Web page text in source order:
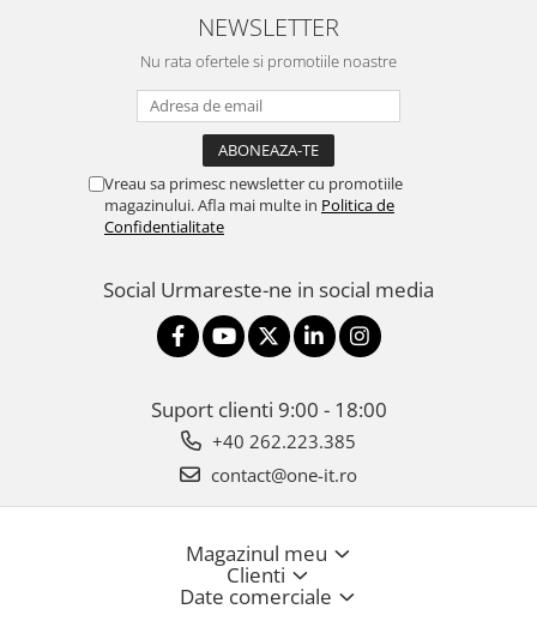
NEWSLETTER
Nu rata ofertele si promotiile noastre
Vreau sa primesc newsletter cu promotiile
magazinului. Afla mai multe in Politica de
Confidentialitate
Social Urmareste-ne in social media
Suport clienti 9:00 - 18:00
+40 262.223.385
contact@one-it.ro
Magazinul meu
Clienti
Date comerciale